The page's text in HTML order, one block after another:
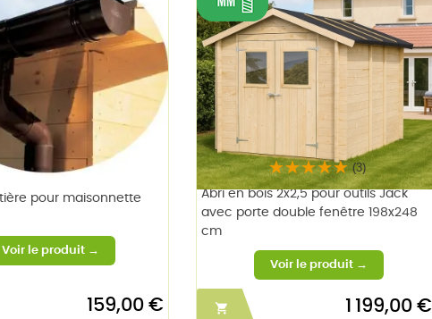
pour maisonnette
159,00 €
(3)
Abri en bois 2x2,5 pour outils Jack
avec porte double fenêtre 198x248
cm
 1 199,00 €